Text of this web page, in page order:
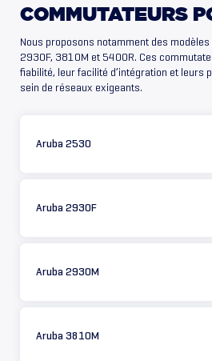
COMMUTATEURS
Nous proposons notamment des
2930F, 3810M et 5400R. Ces
fiabilité, leur facilité d’intégration et leurs
sein de réseaux exigeants.
Aruba 2530
Aruba 2930F
Aruba 2930M
Aruba 3810M